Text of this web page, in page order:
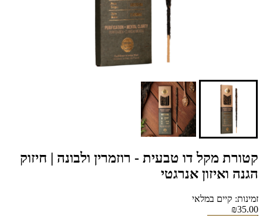
קטורת מקל דו טבעית - רוזמרין ולבונה | חיזוק
הגנה ואיזון אנרגטי
זמינות: קיים במלאי
₪35.00